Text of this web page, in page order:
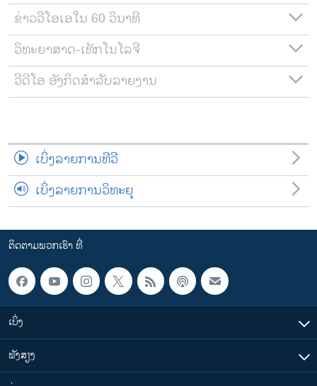
ຂ່າວວີໂອເອໃນ 60 ວິນາທີ
ວິທະຍາສາດ-ເທັກໂນໂລຈີ
ວີດີໂອ ອັງກິດສຳລັບລາຍງານ
ເບິ່ງລາຍການທີວີ
ເບິ່ງລາຍການວິທະຍຸ
ຕິດຕາມພວກເຮົາ ທີ່
ເບິ່ງ
ຟັງສຽງ